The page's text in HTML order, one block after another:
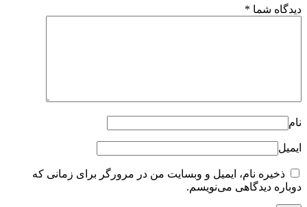
دیدگاه شما *
نام
ایمیل
ذخیره نام، ایمیل و وبسایت من در مرورگر برای زمانی که
دوباره دیدگاهی می‌نویسم.